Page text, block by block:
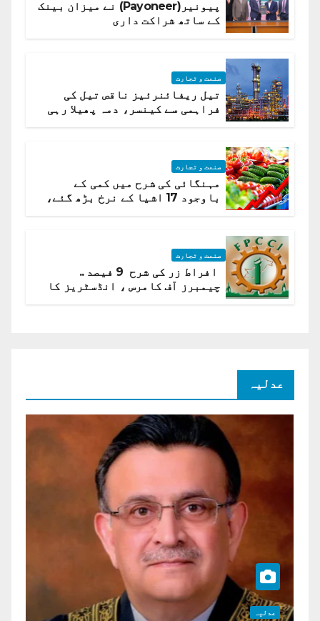
پیونیر(Payoneer) نے میزان بینک
کے ساتھ شراکت داری
صنعت و تجارت
تیل ریفائنرئیز ناقص تیل کی
فراہمی سے کینسر، دمہ پھیلا رہی
صنعت و تجارت
مہنگائی کی شرح میں کمی کے
باوجود 17 اشیا کے نرخ بڑھ گئے،
صنعت و تجارت
افراط زر کی شرح 9 فیصد ..
چیمبرز آف کامرس ، انڈسٹریز کا
عدلیہ
عدلیہ